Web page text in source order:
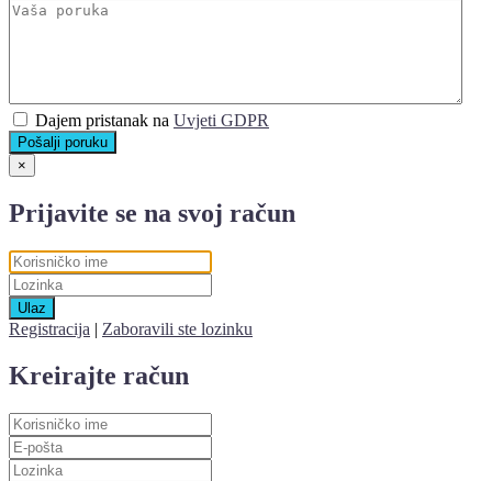
Dajem pristanak na Uvjeti GDPR
Pošalji poruku
×
Prijavite se na svoj račun
Ulaz
Registracija | Zaboravili ste lozinku
Kreirajte račun